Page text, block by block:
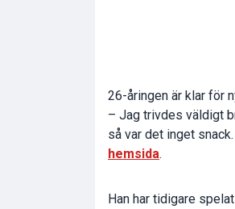
26-åringen är klar för
– Jag trivdes väldigt
så var det inget
hemsida.
Han har tidigare